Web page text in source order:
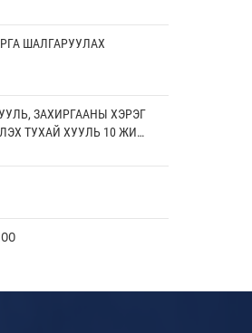
ШАЛГАРУУЛАХ
ЗАХИРГААНЫ ХЭРЭГ
ТУХАЙ ХУУЛЬ 10 ЖИЛ:
СИМПОЗИУМААС
ЗОХИОН